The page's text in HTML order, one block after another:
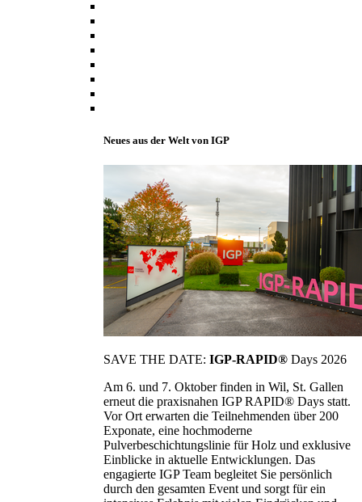
Neues aus der Welt von IGP
SAVE THE DATE: IGP-RAPID® Days 2026
Am 6. und 7. Oktober finden in Wil, St. Gallen
erneut die praxisnahen IGP RAPID® Days statt.
Vor Ort erwarten die Teilnehmenden über 200
Exponate, eine hochmoderne
Pulverbeschichtungslinie für Holz und exklusive
Einblicke in aktuelle Entwicklungen. Das
engagierte IGP Team begleitet Sie persönlich
durch den gesamten Event und sorgt für ein